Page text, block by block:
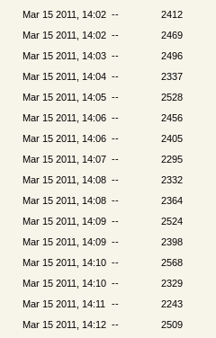
Mar 15 2011, 14:02 --
2412
Mar 15 2011, 14:02 --
2469
Mar 15 2011, 14:03 --
2496
Mar 15 2011, 14:04 --
2337
Mar 15 2011, 14:05 --
2528
Mar 15 2011, 14:06 --
2456
Mar 15 2011, 14:06 --
2405
Mar 15 2011, 14:07 --
2295
Mar 15 2011, 14:08 --
2332
Mar 15 2011, 14:08 --
2364
Mar 15 2011, 14:09 --
2524
Mar 15 2011, 14:09 --
2398
Mar 15 2011, 14:10 --
2568
Mar 15 2011, 14:10 --
2329
Mar 15 2011, 14:11 --
2243
Mar 15 2011, 14:12 --
2509